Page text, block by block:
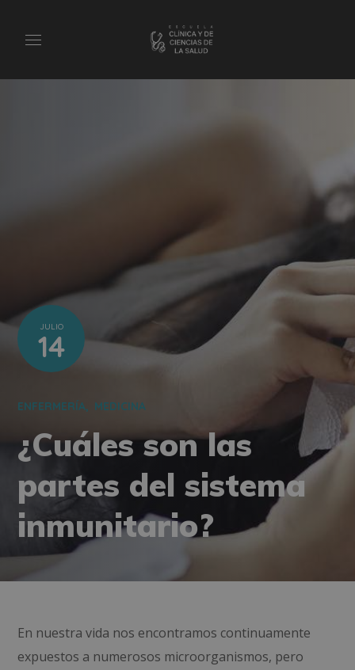
JULIO
14
ENFERMERÍA MEDICINA
¿Cuáles son las
partes del sistema
inmunitario?
En nuestra vida nos encontramos continuamente
expuestos a numerosos microorganismos, pero